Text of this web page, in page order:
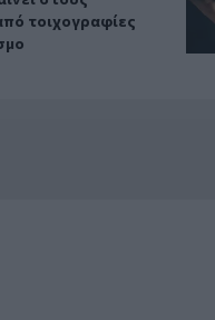
τοιχογραφίες